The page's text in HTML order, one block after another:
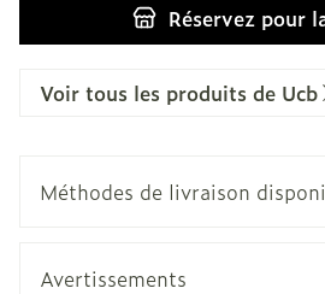
Réservezpour
Voir tous les produits de Ucb
Méthodes de livraison
Avertissements